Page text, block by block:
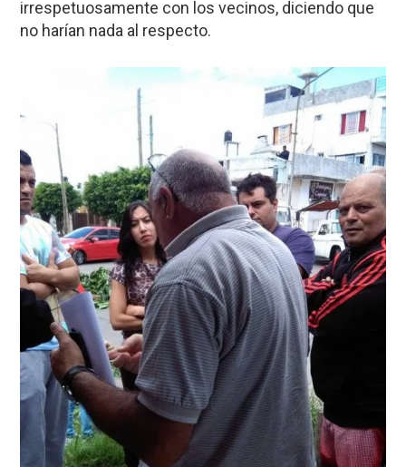
irrespetuosamente con los vecinos, diciendo que
no harían nada al respecto.